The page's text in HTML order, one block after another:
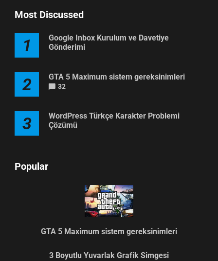
Most Discussed
1
Google Inbox Kurulum ve Davetiye
Gönderimi
2 GTA 5 Maximum sistem gereksinimleri
32
3
WordPress Türkçe Karakter Problemi
Çözümü
Popular
GTA 5 Maximum sistem gereksinimleri
3 Boyutlu Yuvarlak Grafik Simgesi